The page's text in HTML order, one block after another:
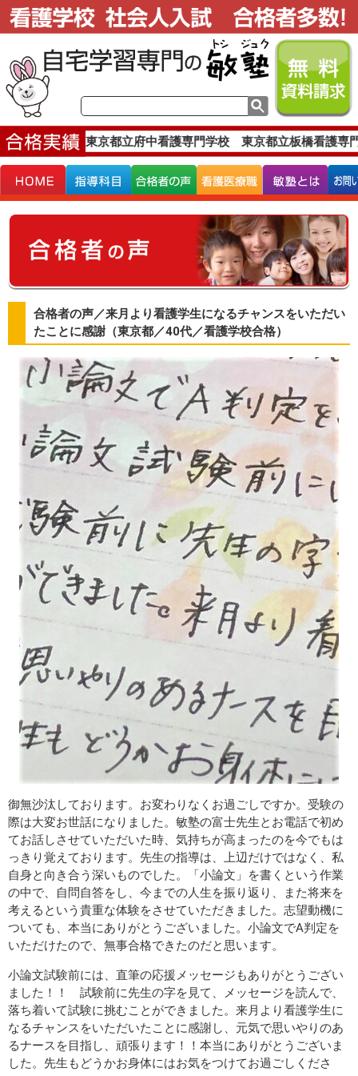
実績です。東京都立府中看護専門学校 東京都立板橋看護専門
合格者の声／来月より看護学生になるチャンスをいただい
たことに感謝（東京都／40代／看護学校合格）
御無沙汰しております。お変わりなくお過ごしですか。受験の
際は大変お世話になりました。敏塾の富士先生とお電話で初め
てお話しさせていただいた時、気持ちが高まったのを今でもは
っきり覚えております。先生の指導は、上辺だけではなく、私
自身と向き合う深いものでした。「小論文」を書くという作業
の中で、自問自答をし、今までの人生を振り返り、また将来を
考えるという貴重な体験をさせていただきました。志望動機に
ついても、本当にありがとうございました。小論文でA判定を
いただけたので、無事合格できたのだと思います。
小論文試験前には、直筆の応援メッセージもありがとうござい
ました！！ 試験前に先生の字を見て、メッセージを読んで、
落ち着いて試験に挑むことができました。来月より看護学生に
なるチャンスをいただいたことに感謝し、元気で思いやりのあ
るナースを目指し、頑張ります！！本当にありがとうございま
した。先生もどうかお身体にはお気をつけてお過ごしくださ